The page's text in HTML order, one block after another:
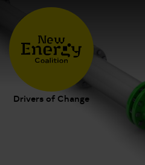
Drivers of Change